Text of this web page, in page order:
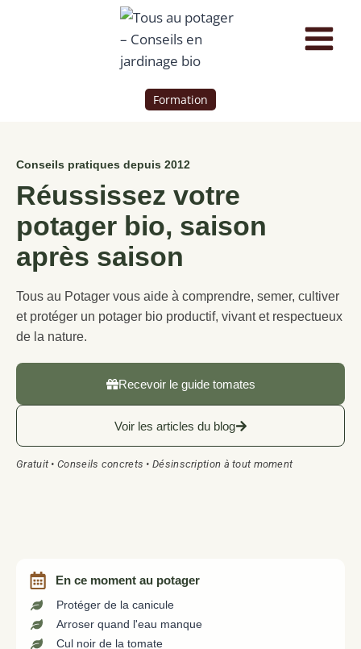
Formation
Conseils pratiques depuis 2012
Réussissez votre
potager bio, saison
après saison
Tous au Potager vous aide à comprendre, semer, cultiver
et protéger un potager bio productif, vivant et respectueux
de la nature.
Recevoir le guide tomates
Voir les articles du blog
Gratuit • Conseils concrets • Désinscription à tout moment
En ce moment au potager
Protéger de la canicule
Arroser quand l'eau manque
Cul noir de la tomate